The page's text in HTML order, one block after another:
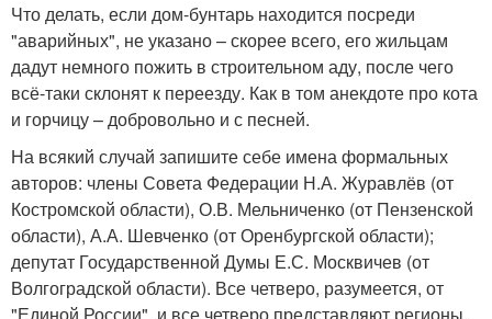
Что делать, если дом-бунтарь находится посреди
"аварийных", не указано – скорее всего, его жильцам
дадут немного пожить в строительном аду, после чего
всё-таки склонят к переезду. Как в том анекдоте про кота
и горчицу – добровольно и с песней.
На всякий случай запишите себе имена формальных
авторов: члены Совета Федерации Н.А. Журавлёв (от
Костромской области), О.В. Мельниченко (от Пензенской
области), А.А. Шевченко (от Оренбургской области);
депутат Государственной Думы Е.С. Москвичев (от
Волгоградской области). Все четверо, разумеется, от